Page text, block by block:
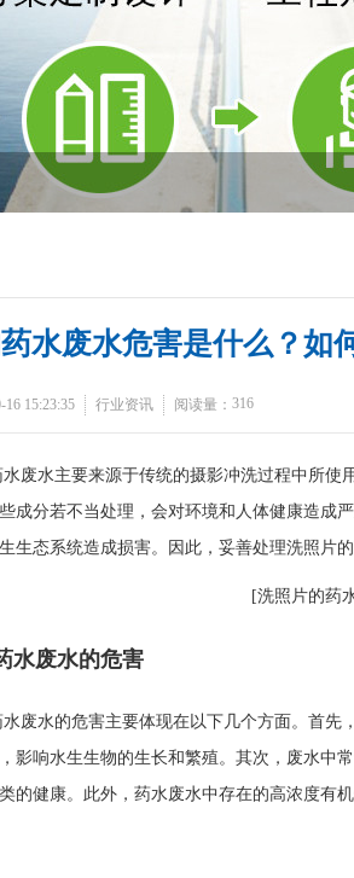
水废水危害是什么？如
15:23:35 行业资讯 阅读量： 316
废水主要来源于传统的摄影冲洗过程中所
成分若不当处理，会对环境和人体健康造成
生态系统造成损害。因此，妥善处理洗照片
水废水的危害
废水的危害主要体现在以下几个方面。首先
影响水生生物的生长和繁殖。其次，废水中
的健康。此外，药水废水中存在的高浓度有